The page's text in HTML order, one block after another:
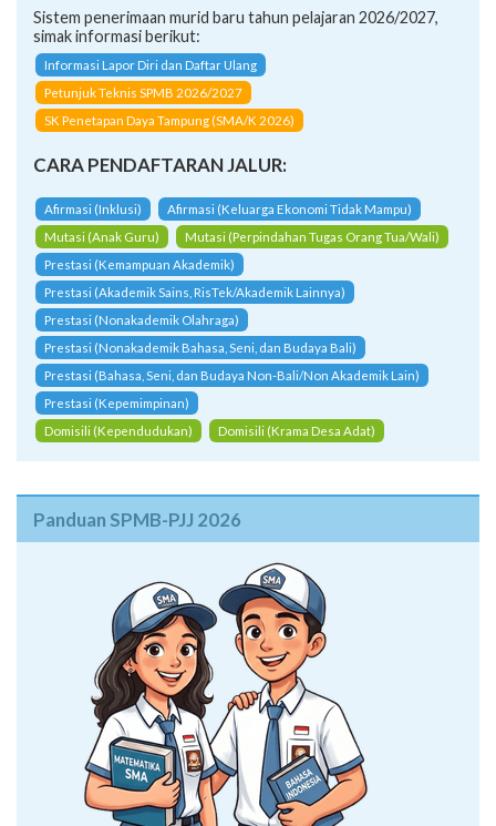
Sistem penerimaan murid baru tahun pelajaran 2026/2027,
simak informasi berikut:
Informasi Lapor Diri dan Daftar Ulang
Petunjuk Teknis SPMB 2026/2027
SK Penetapan Daya Tampung (SMA/K 2026)
CARA PENDAFTARAN JALUR:
Afirmasi (Inklusi)
Afirmasi (Keluarga Ekonomi Tidak Mampu)
Mutasi (Anak Guru)
Mutasi (Perpindahan Tugas Orang Tua/Wali)
Prestasi (Kemampuan Akademik)
Prestasi (Akademik Sains, RisTek/Akademik Lainnya)
Prestasi (Nonakademik Olahraga)
Prestasi (Nonakademik Bahasa, Seni, dan Budaya Bali)
Prestasi (Bahasa, Seni, dan Budaya Non-Bali/Non Akademik Lain)
Prestasi (Kepemimpinan)
Domisili (Kependudukan)
Domisili (Krama Desa Adat)
Panduan SPMB-PJJ 2026